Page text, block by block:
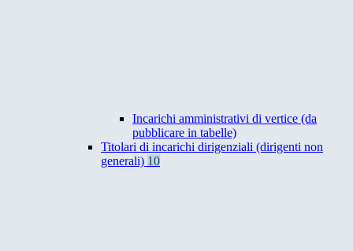
Incarichi amministrativi di vertice (da
pubblicare in tabelle)
Titolari di incarichi dirigenziali (dirigenti non
generali) 10